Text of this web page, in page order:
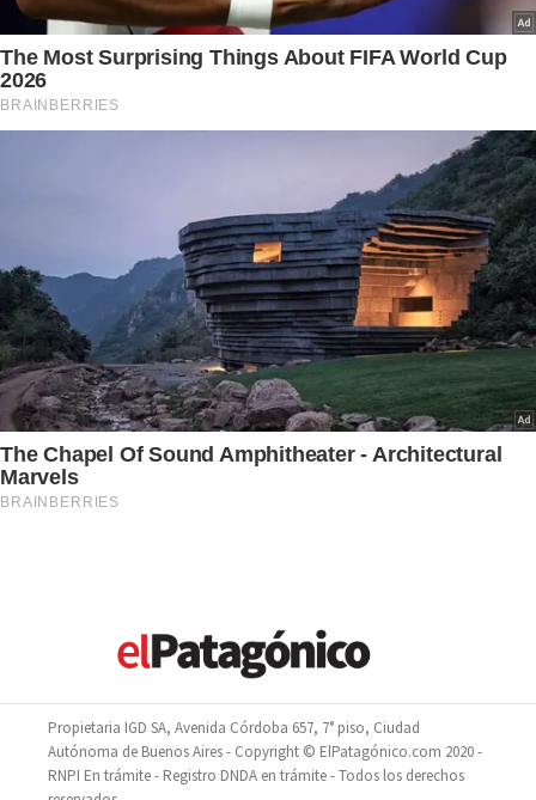
Propietaria IGD SA, Avenida Córdoba 657, 7° piso, Ciudad
Autónoma de Buenos Aires - Copyright © ElPatagónico.com 2020 -
RNPI En trámite - Registro DNDA en trámite - Todos los derechos